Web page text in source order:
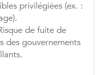
privilégiées (ex. :
de fuite de
des gouvernements